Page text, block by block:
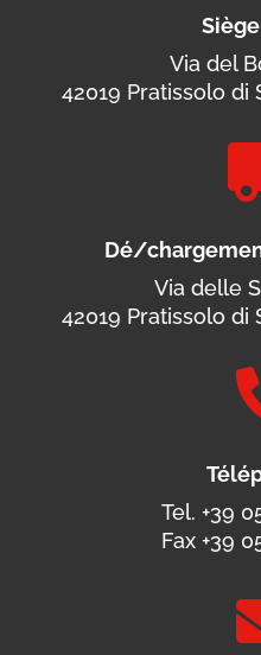
Via del
42019 Pratissolo di
Dé/
Via delle
42019 Pratissolo di
Tel. +39
Fax +39